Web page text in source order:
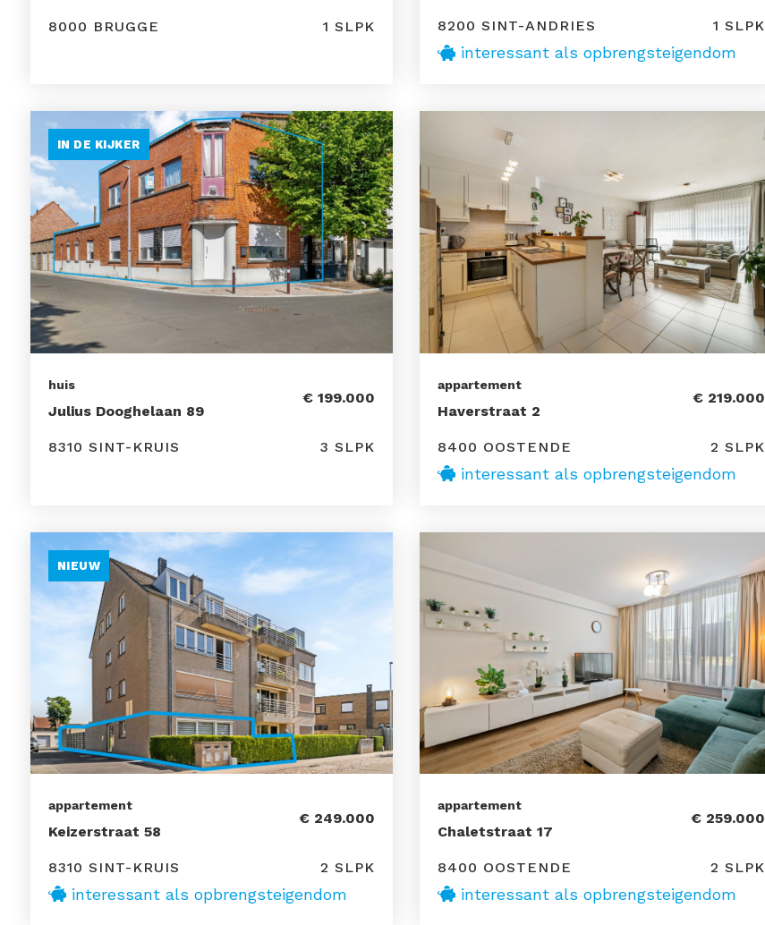
8000 BRUGGE 1 SLPK 8200 SINT-ANDRIES 1 SLPK
interessant als opbrengsteigendom
IN DE KIJKER
huis
Julius Dooghelaan 89
€ 199.000
8310 SINT-KRUIS 3 SLPK
appartement
Haverstraat 2
€ 219.000
8400 OOSTENDE 2 SLPK
interessant als opbrengsteigendom
NIEUW
appartement
Keizerstraat 58
€ 249.000
8310 SINT-KRUIS 2 SLPK
interessant als opbrengsteigendom
appartement
Chaletstraat 17
€ 259.000
8400 OOSTENDE 2 SLPK
interessant als opbrengsteigendom